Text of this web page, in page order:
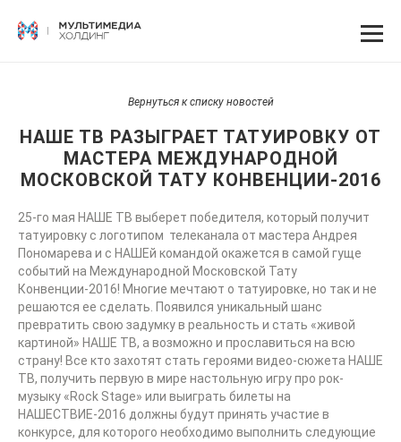
Вернуться к списку новостей
НАШЕ ТВ РАЗЫГРАЕТ ТАТУИРОВКУ ОТ
МАСТЕРА МЕЖДУНАРОДНОЙ
МОСКОВСКОЙ ТАТУ КОНВЕНЦИИ-2016
25-го мая НАШЕ ТВ выберет победителя, который получит
татуировку с логотипом телеканала от мастера Андрея
Пономарева и с НАШЕй командой окажется в самой гуще
событий на Международной Московской Тату
Конвенции-2016! Многие мечтают о татуировке, но так и не
решаются ее сделать. Появился уникальный шанс
превратить свою задумку в реальность и стать «живой
картиной» НАШЕ ТВ, а возможно и прославиться на всю
страну! Все кто захотят стать героями видео-сюжета НАШЕ
ТВ, получить первую в мире настольную игру про рок-
музыку «Rock Stage» или выиграть билеты на
НАШЕСТВИЕ-2016 должны будут принять участие в
конкурсе, для которого необходимо выполнить следующие